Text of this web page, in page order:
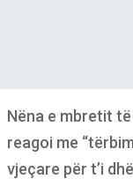
Nëna e mbretit
reagoi me
vjeçare për t’i